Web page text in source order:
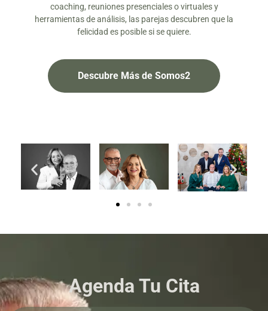
coaching, reuniones presenciales o virtuales y
herramientas de análisis, las parejas descubren que la
felicidad es posible si se quiere.
Descubre Más de Somos2
Agenda Tu Cita